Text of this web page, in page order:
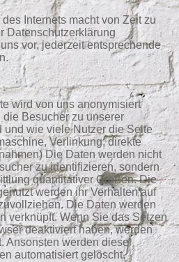
Internets macht von Zeit zu
Datenschutzerklärung
vor, jederzeit entsprechende
wird von uns anonymisiert
Besucher zu unserer
und wie viele Nutzer die Seite
Verlinkung, direkte
Die Daten werden nicht
zu identifizieren, sondern
quantitativer Größen. Die
werden ihr Verhalten auf
Die Daten werden
verknüpft. Wenn Sie das Setzen
deaktiviert haben, werden
Ansonsten werden diese
automatisiert gelöscht.